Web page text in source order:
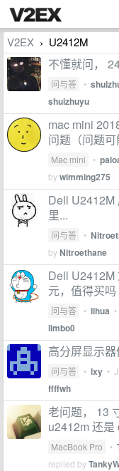
V2EX › U2412M
不懂就问，
问与答 •
shuizhuyu
mac mini
问题（问题可
Mac mini •
bywimming275
Dell U2412M
里...
问与答 •
byNitroethane
Dell U2412M
元，值得买吗
问与答 • lihua •
limbo0
高分屏显示器
问与答 • lxy •
ffffwh
老问题， 13
u2412m 还
MacBook Pro •
replied by